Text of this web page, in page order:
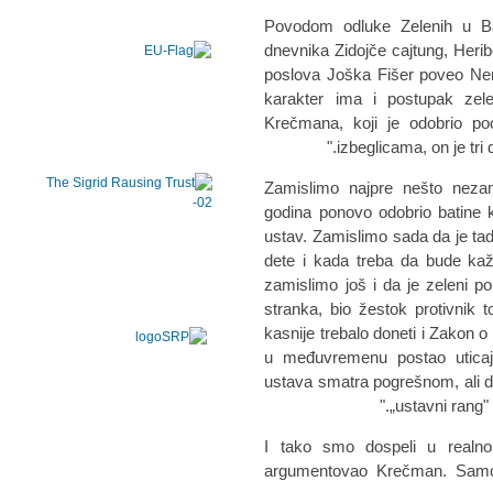
Povodom odluke Zelenih u
dnevnika Zidojče cajtung,
poslova Joška Fišer poveo
karakter ima i postupak
Krečmana, koji je odobrio
izbeglicama, on je tri
„Zamislimo najpre nešto
godina ponovo odobrio
ustav. Zamislimo sada da je
dete i kada treba da bude
zamislimo još i da je zeleni
stranka, bio žestok protivnik
kasnije trebalo doneti i Zakon
u međuvremenu postao
ustava smatra pogrešnom, ali
„ustavni
„I tako smo dospeli u
argumentovao Krečman.